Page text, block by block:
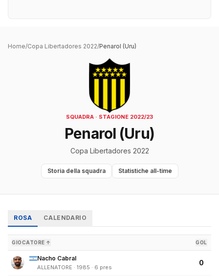
Home/Copa Libertadores 2022/Penarol (Uru)
SQUADRA · STAGIONE 2022/23
Penarol (Uru)
Copa Libertadores 2022
Storia della squadra Statistiche all-time
ROSA CALENDARIO
GIOCATORE ↑ GOL
Nacho Cabral
ALLENATORE · 1985 · 6 pres
0